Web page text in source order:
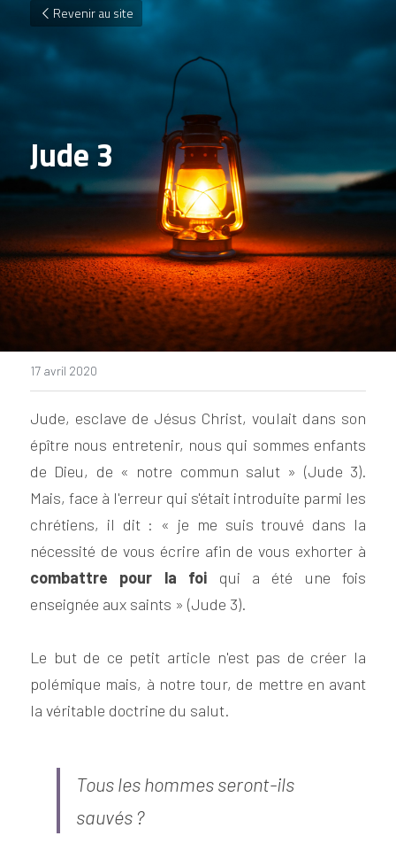
Revenir au site
Jude 3
17 avril 2020
Jude, esclave de Jésus Christ, voulait dans son
épître nous entretenir, nous qui sommes enfants
de Dieu, de « notre commun salut » (Jude 3).
Mais, face à l'erreur qui s'était introduite parmi les
chrétiens, il dit : « je me suis trouvé dans la
combattre pour la foi qui a été une fois
enseignée aux saints » (Jude 3).
Le but de ce petit article n'est pas de créer la
polémique mais, à notre tour, de mettre en avant
la véritable doctrine du salut.
Tous les hommes seront-ils
sauvés ?